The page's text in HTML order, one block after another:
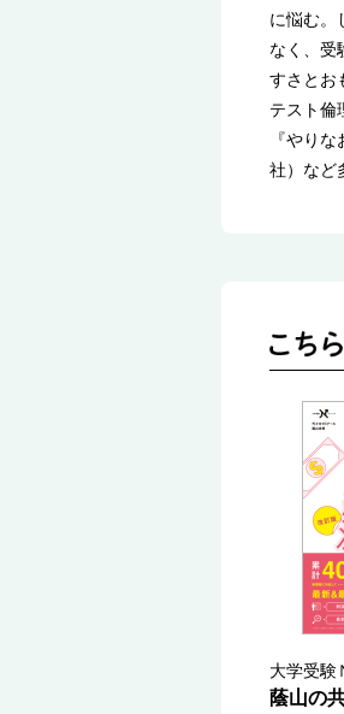
に悩む。
なく、受
すさとお
テスト倫
『やり
社）など
大学受験
蔭山の